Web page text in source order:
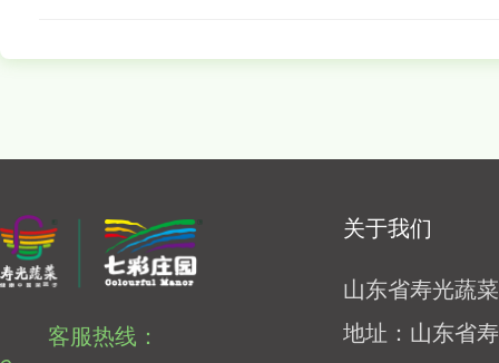
客服热线：
关于我们
山东省寿光蔬
地址： 山东省